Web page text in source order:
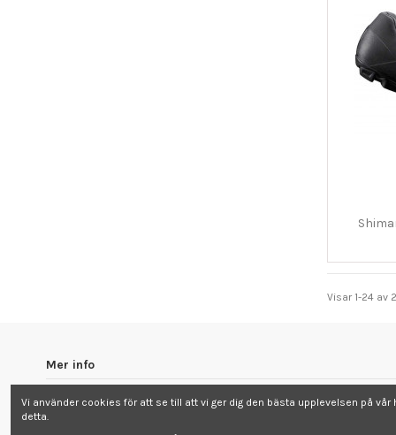
Visar 1-24 av
Mer info
Om oss
Vi använder cookies för att se till att vi ger dig den bästa upplevelsen på
detta.